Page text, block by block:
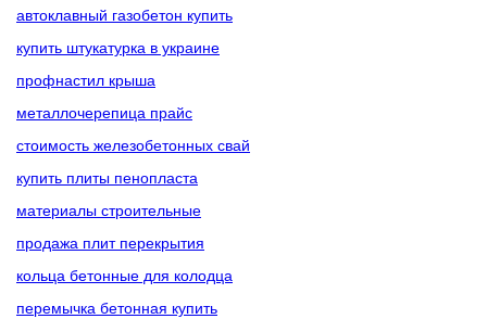
автоклавный газобетон купить
купить штукатурка в украине
профнастил крыша
металлочерепица прайс
стоимость железобетонных свай
купить плиты пенопласта
материалы строительные
продажа плит перекрытия
кольца бетонные для колодца
перемычка бетонная купить